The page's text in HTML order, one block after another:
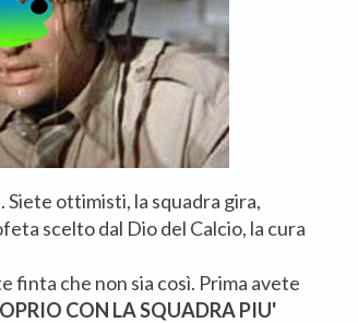
Siete ottimisti, la squadra gira,
scelto dal Dio del Calcio, la cura
finta che non sia così. Prima avete
CON LA SQUADRA PIU'